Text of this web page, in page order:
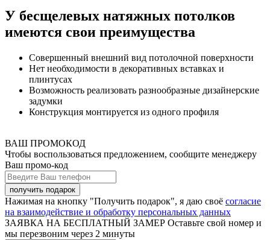
У бесщелевых натяжных потолков
имеются свои преимущества
Совершенный внешний вид потолочной поверхности
Нет необходимости в декоративных вставках и
плинтусах
Возможность реализовать разнообразные дизайнерские
задумки
Конструкция монтируется из одного профиля
ВАШ ПРОМОКОД
Чтобы воспользоваться предложением, сообщите менеджеру
Ваш промо-код
Нажимая на кнопку "Получить подарок", я даю своё согласие
на взаимодействие и обработку персональных данных
ЗАЯВКА НА БЕСПЛАТНЫЙ ЗАМЕР Оставьте свой номер и
мы перезвоним через 2 минуты